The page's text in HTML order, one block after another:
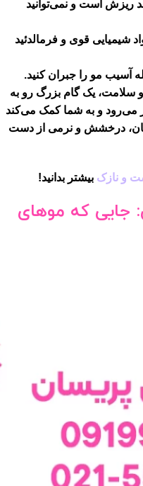
است و نمی‌توانید
شیمیایی قوی و فرمالدئید
آسیب مو را جبران کنید.
و سلامت، یک گام بزرگ رو به
می‌رود و به شما کمک می‌کند
درخشش و نرمی از دست
و نازک بیشتر بدانید!
جایی که موهای